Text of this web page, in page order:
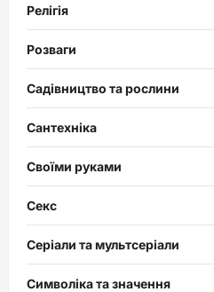
Релігія
Розваги
Садівництво та рослини
Сантехніка
Своїми руками
Секс
Серіали та мультсеріали
Символіка та значення